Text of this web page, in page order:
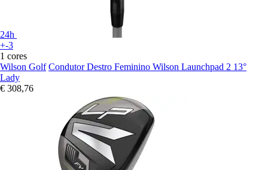
24h
+-3
1 cores
Wilson Golf Condutor Destro Feminino Wilson Launchpad 2 13°
Lady
€ 308,76